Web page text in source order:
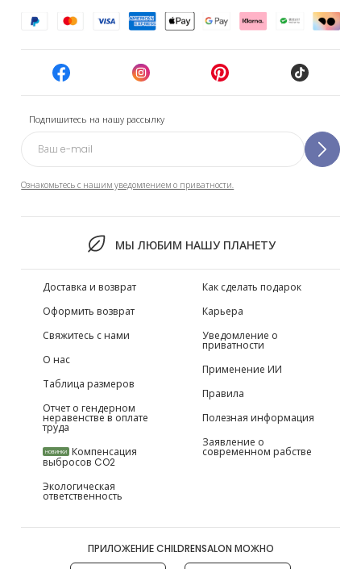
Подпишитесь на нашу рассылку
Ознакомьтесь с нашим уведомлением о приватности.
МЫ ЛЮБИМ НАШУ ПЛАНЕТУ
Доставка и возврат
Оформить возврат
Свяжитесь с нами
О нас
Таблица размеров
Отчет о гендерном
неравенстве в оплате
труда
НОВИНКИ Компенсация
выбросов CO2
Экологическая
ответственность
Как сделать подарок
Карьера
Уведомление о
приватности
Применение ИИ
Правила
Полезная информация
Заявление о
современном рабстве
ПРИЛОЖЕНИЕ CHILDRENSALON МОЖНО